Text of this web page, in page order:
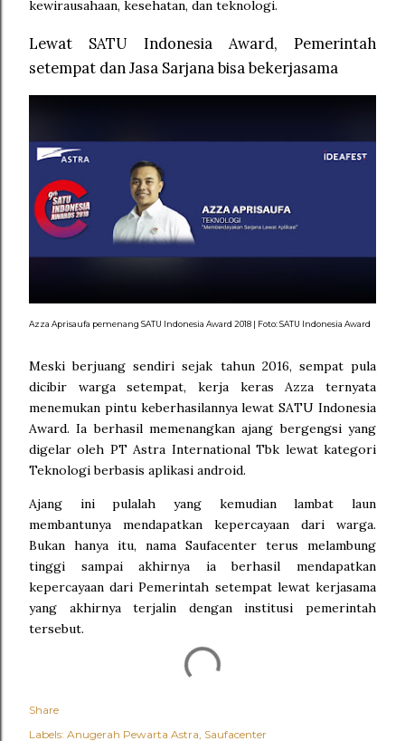
kewirausahaan, kesehatan, dan teknologi.
Lewat SATU Indonesia Award, Pemerintah
setempat dan Jasa Sarjana bisa bekerjasama
Azza Aprisaufa pemenang SATU Indonesia Award 2018 | Foto: SATU Indonesia Award
Meski berjuang sendiri sejak tahun 2016, sempat pula
dicibir warga setempat, kerja keras Azza ternyata
menemukan pintu keberhasilannya lewat SATU Indonesia
Award. Ia berhasil memenangkan ajang bergengsi yang
digelar oleh PT Astra International Tbk lewat kategori
Teknologi berbasis aplikasi android.
Ajang ini pulalah yang kemudian lambat laun
membantunya mendapatkan kepercayaan dari warga.
Bukan hanya itu, nama Saufacenter terus melambung
tinggi sampai akhirnya ia berhasil mendapatkan
kepercayaan dari Pemerintah setempat lewat kerjasama
yang akhirnya terjalin dengan institusi pemerintah
tersebut.
Share
Labels: Anugerah Pewarta Astra Saufacenter